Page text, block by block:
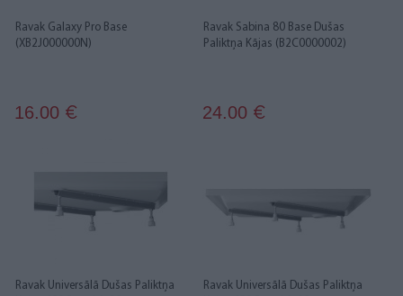
Ravak Galaxy Pro Base
(XB2J000000N)
16.00 €
Ravak Sabina 80 Base Dušas
Paliktņa Kājas (B2C0000002)
24.00 €
Ravak Universālā Dušas Paliktņa
Ravak Universālā Dušas Paliktņa